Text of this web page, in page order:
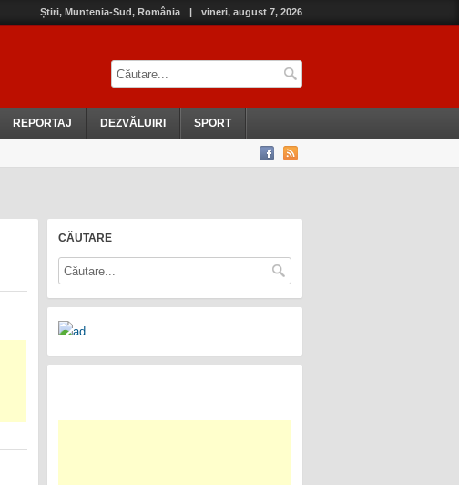
Știri, Muntenia-Sud, România | vineri, august 7, 2026
REPORTAJ DEZVĂLUIRI SPORT
CĂUTARE